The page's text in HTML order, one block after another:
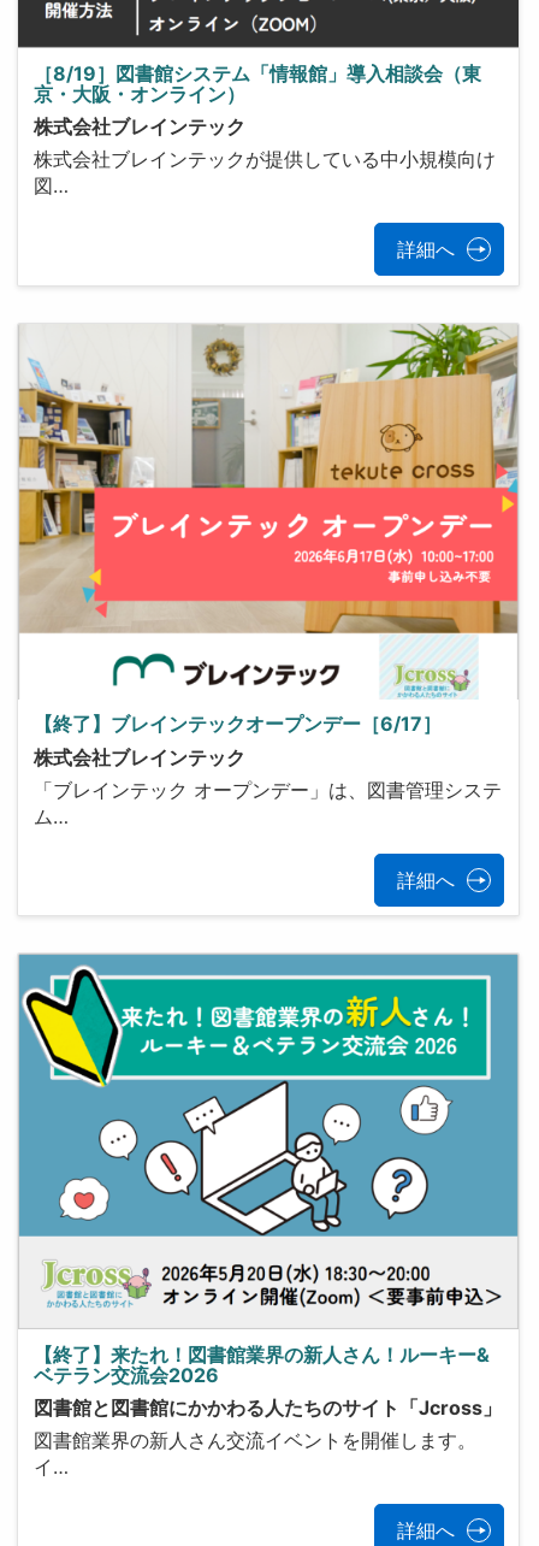
［8/19］図書館システム「情報館」導入相談会（東
京・大阪・オンライン）
株式会社ブレインテック
株式会社ブレインテックが提供している中小規模向け
図…
詳細へ
【終了】ブレインテックオープンデー［6/17］
株式会社ブレインテック
「ブレインテック オープンデー」は、図書管理システ
ム…
詳細へ
【終了】来たれ！図書館業界の新人さん！ルーキー&
ベテラン交流会2026
図書館と図書館にかかわる人たちのサイト「Jcross」
図書館業界の新人さん交流イベントを開催します。
イ…
詳細へ